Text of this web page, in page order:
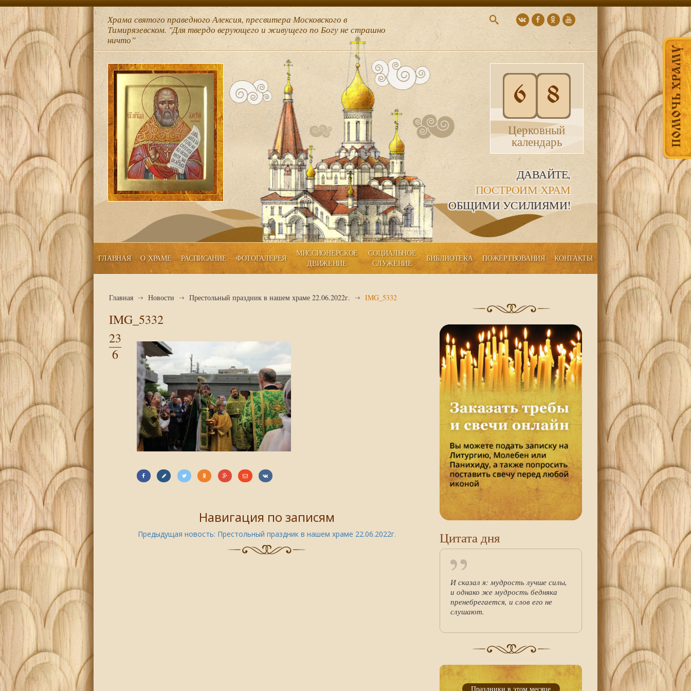
ПОМОЧЬ ХРАМУ
Храма святого праведного Алексия, пресвитера Московского в
Тимирязевском. "Для твердо верующего и живущего по Богу не страшно
ничто”
6 8
Церковный
календарь
ДАВАЙТЕ,
ПОСТРОИМ ХРАМ
ОБЩИМИ УСИЛИЯМИ!
ГЛАВНАЯ О ХРАМЕ РАСПИСАНИЕ ФОТОГАЛЕРЕЯ
МИССИОНЕРСКОЕ
ДВИЖЕНИЕ
СОЦИАЛЬНОЕ
СЛУЖЕНИЕ
БИБЛИОТЕКА ПОЖЕРТВОВАНИЯ КОНТАКТЫ
Главная Новости Престольный праздник в нашем храме 22.06.2022г. IMG_5332
IMG_5332
23
6
Навигация по записям
Предыдущая новость: Престольный праздник в нашем храме 22.06.2022г. Цитата дня
И сказал я: мудрость лучше силы,
и однако же мудрость бедняка
пренебрегается, и слов его не
слушают.
Праздники в этом месяце